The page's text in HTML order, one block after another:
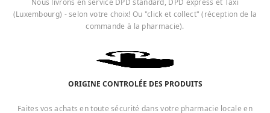
(Luxembourg) - selon votre choix! Ou "click et collect" (réception de la
commande à la pharmacie).
ORIGINE CONTROLÉE DES PRODUITS
Faites vos achats en toute sécurité dans votre pharmacie locale en